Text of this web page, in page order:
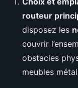
routeur
disposez les
couvrir
obstacles
meubles